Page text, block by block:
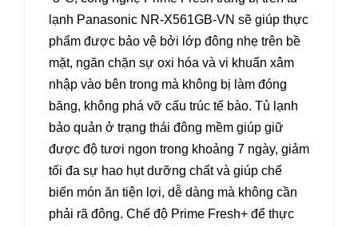
lạnh Panasonic NR-X561GB-VN sẽ giúp thực
phẩm được bảo vệ bởi lớp đông nhẹ trên bề
mặt, ngăn chặn sự oxi hóa và vi khuẩn xâm
nhập vào bên trong mà không bị làm đóng
băng, không phá vỡ cấu trúc tế bào. Tủ lạnh
bảo quản ở trạng thái đông mềm giúp giữ
được độ tươi ngon trong khoảng 7 ngày, giảm
tối đa sự hao hụt dưỡng chất và giúp chế
biến món ăn tiện lợi, dễ dàng mà không cần
phải rã đông. Chế độ Prime Fresh+ để thực